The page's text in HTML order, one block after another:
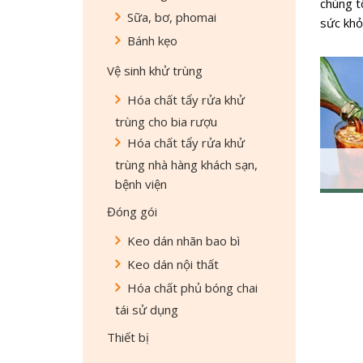
Sữa, bơ, phomai
Bánh kẹo
Vệ sinh khử trùng
Hóa chất tẩy rửa khử
trùng cho bia rượu
Hóa chất tẩy rửa khử
trùng nhà hàng khách sạn,
bệnh viện
Đóng gói
Keo dán nhãn bao bì
Keo dán nội thất
Hóa chất phủ bóng chai
tái sử dụng
Thiết bị
chúng
sức